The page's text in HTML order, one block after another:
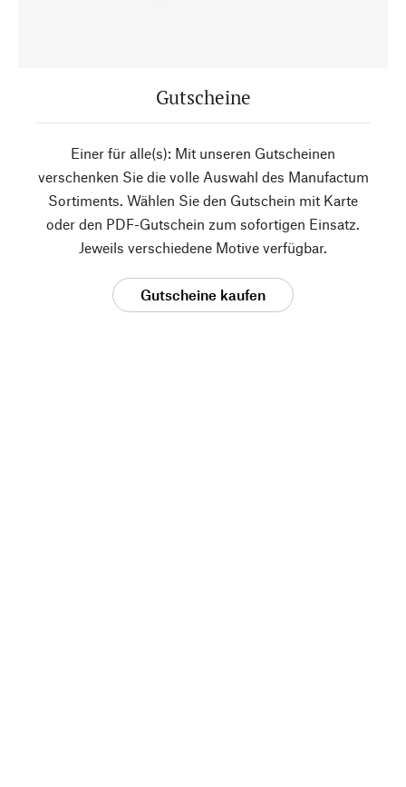
Gutscheine
Einer für alle(s): Mit unseren Gutscheinen
verschenken Sie die volle Auswahl des Manufactum
Sortiments. Wählen Sie den Gutschein mit Karte
oder den PDF-Gutschein zum sofortigen Einsatz.
Jeweils verschiedene Motive verfügbar.
Gutscheine kaufen